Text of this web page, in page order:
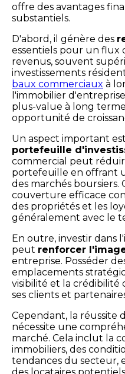
offre des avantages
substantiels.
D'abord, il génère des
essentiels pour un flux
revenus, souvent
investissements
baux commerciaux à
l'immobilier
plus-value à long
opportunité de
Un aspect important
portefeuille
commercial peut
portefeuille en offrant
des marchés boursiers.
couverture efficace
des propriétés et les
généralement avec le
En outre, investir dans
peut renforcer
entreprise. Posséder
emplacements
visibilité et la
ses clients et
Cependant, la réussite
nécessite une
marché. Cela inclut la
immobiliers, des
tendances du secteur,
des locataires